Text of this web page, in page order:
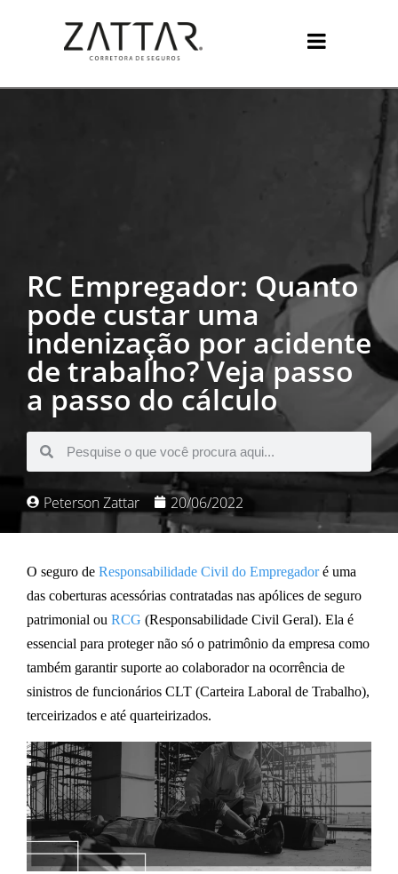
RC Empregador: Quanto
pode custar uma
indenização por acidente
de trabalho? Veja passo
a passo do cálculo
Peterson Zattar 20/06/2022
O seguro de Responsabilidade Civil do Empregadoré uma
das coberturas acessórias contratadas nas apólices de seguro
patrimonial ou RCG (Responsabilidade Civil Geral). Ela é
essencial para proteger não só o patrimônio da empresa como
também garantirsuporte ao colaboradorna ocorrência de
sinistros de funcionários CLT (Carteira Laboral de Trabalho),
terceirizados e até quarteirizados.